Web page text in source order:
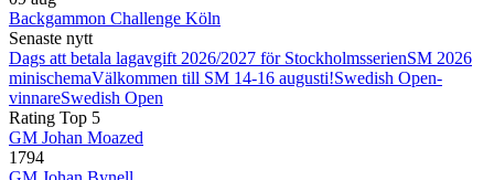
Backgammon Challenge Köln
Senaste nytt
Dags att betala lagavgift 2026/2027 för StockholmsserienSM 2026
minischemaVälkommen till SM 14-16 augusti!Swedish Open-
vinnareSwedish Open
Rating Top 5
GM Johan Moazed
1794